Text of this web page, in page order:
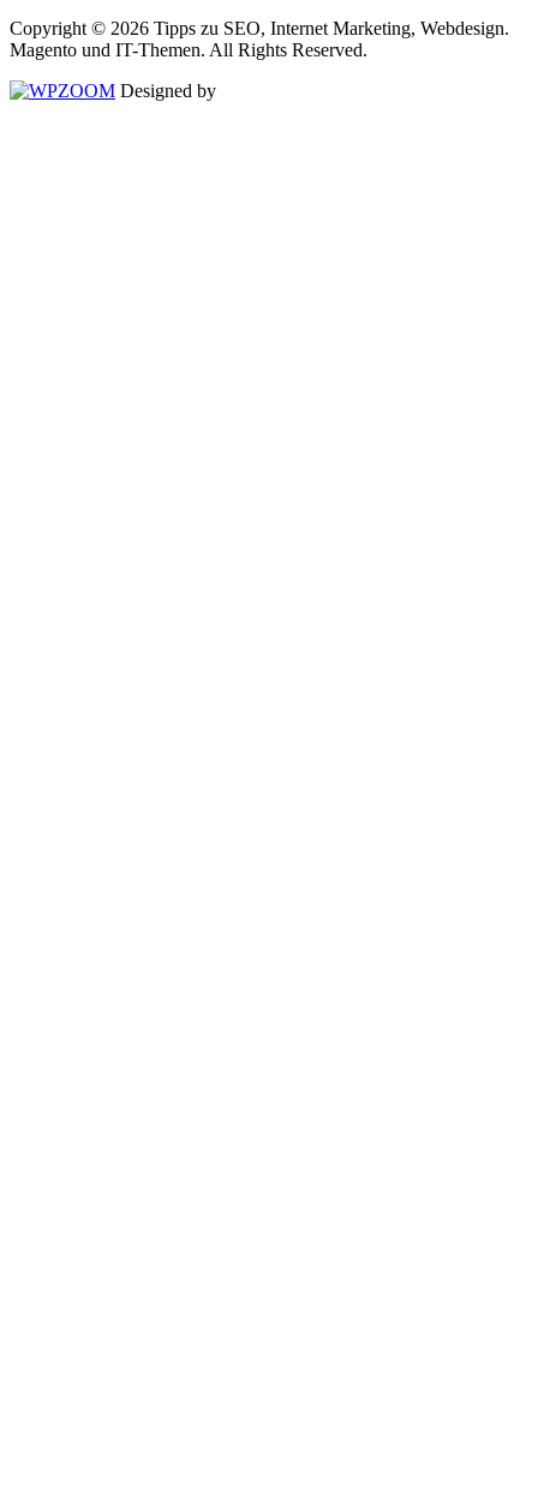
Copyright © 2026 Tipps zu SEO, Internet Marketing, Webdesign.
Magento und IT-Themen. All Rights Reserved.
Designed by